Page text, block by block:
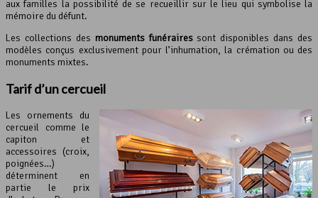
aux familles la possibilité de se recueillir sur le lieu qui symbolise la
mémoire du défunt.
Les collections des monuments funérairessont disponibles dans des
modèles conçus exclusivement pour l’inhumation, la crémation ou des
monuments mixtes.
Tarif d’un cercueil
Les ornements du
cercueil comme le
capiton et
accessoires (croix,
poignées…)
déterminent en
partie le prix